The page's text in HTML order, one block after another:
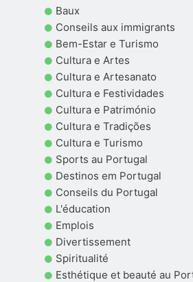
Baux
Conseils aux immigrants
Bem-Estar e Turismo
Cultura e Artes
Cultura e Artesanato
Cultura e Festividades
Cultura e Património
Cultura e Tradições
Cultura e Turismo
Sports au Portugal
Destinos em Portugal
Conseils du Portugal
L'éducation
Emplois
Divertissement
Spiritualité
Esthétique et beauté au